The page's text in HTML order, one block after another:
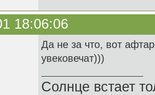
18:06:06
Да не за что, вот
увековечат)))
Солнце встает